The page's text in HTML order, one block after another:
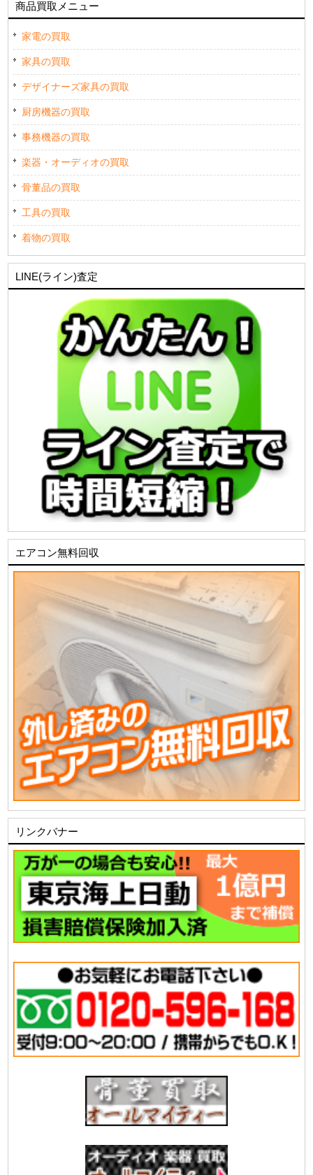
商品買取メニュー
家電の買取
家具の買取
デザイナーズ家具の買取
厨房機器の買取
事務機器の買取
楽器・オーディオの買取
骨董品の買取
工具の買取
着物の買取
LINE(ライン)査定
エアコン無料回収
リンクバナー